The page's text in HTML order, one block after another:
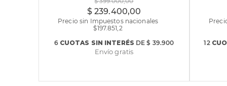
$ 239.400,00
Precio sin Impuestos nacionales
$197.851,2
6CUOTAS SIN INTERÉS DE$ 39.900
Envío gratis
12